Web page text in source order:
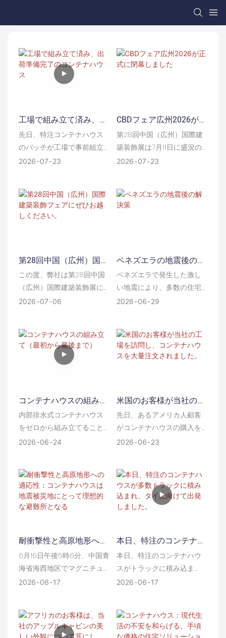
工場で組み立て済み、出
荷準備完了のコンテナハ
ウス
先日、特注コンテナハウス
のバッチが工場で事前組立
と厳格な品質検査を完了し
は、まもなく大量出荷され
る予定です。
2026 07 23
CBDフェア広州2026が正
式に閉幕しました
第28回中国（広州）国際建
築装飾展は7月11日に盛況の
うちに閉幕しました。コン
る協力について話し合うた
め、弊社のブースにお越し
2026 07 23
第28回中国（広州）国際
建築装飾フェアにぜひお
越しください。
この度、弊社は第28回中国
（広州）国際建築装飾展に
出展することになりました
11日まで、広州交易会会場
（広州市）にて開催され、
弊社のブース番号は12.2-
2026 07 06
ベネズエラの地震後の解
決策
ベネズエラで発生した激し
い地震により、多数の住宅
が倒壊し、多くの住民が避
容易なコンテナハウスを利
用した仮設住宅を建設し
べてが完成した状態で納品
される。
2026 06 29
コンテナハウスの組み立
て（最初から最後まで）
内部排水式コンテナハウス
をゼロから組み立てること
は、完全防水設計の実用的
ッキ鋼製のフレームを固定
し、組み立て図面に厳密に
従って壁パネルを接合しま
す。屋根と床の下には隠さ
れた排水溝があらかじめ設
置されており、雨水を外部
に溢れさせることなく、隠
ぎます。
2026 06 24
米国のお客様が当社の工
場を訪問し、コンテナハ
ウスを大量注文されまし
た。
先日、あるアメリカ人顧客
がコンテナハウスの購入を
目的として当社を訪問しま
生産拠点を視察し、製品の
仕上がり、構造材、内装構
成、そしてモジュール式コ
2026 06 23
耐衝撃性と高原地形への
適応性：コンテナハウス
は地震被災地にとって理
想的な避難所となる
6月16日午後5時6分、中国青
海省海西地区でマグニチュ
ード6.3の地震が発生し、震
の住民が避難を余儀なくさ
れました。災害救援におい
2026 06 17
本日、特注のコンテナハ
ウスが多数トラックに積
み込まれ、タイに向けて
出発しました。
本日、特注のコンテナハウ
スがトラックに積み込ま
れ、タイに向けて出発しま
熱帯気候に合わせて特別に
設計されています。
2026 06 17